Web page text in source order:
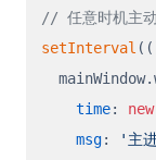
// 任意时机主动
setInterval (
  mainWindow.
time: new
msg:
'主